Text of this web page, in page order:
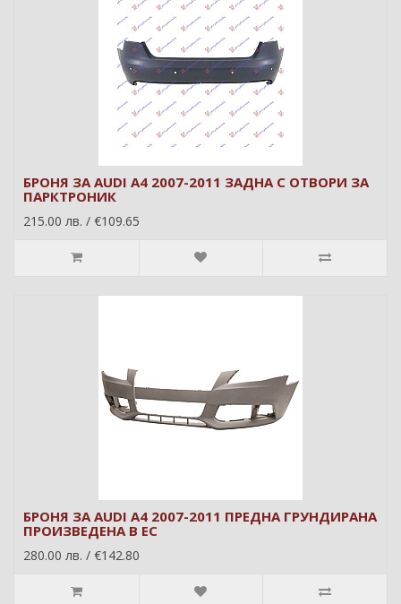
БРОНЯ ЗА AUDI A4 2007-2011 ЗАДНА С ОТВОРИ ЗА
ПАРКТРОНИК
215.00 лв. / €109.65
БРОНЯ ЗА AUDI A4 2007-2011 ПРЕДНА ГРУНДИРАНА
ПРОИЗВЕДЕНА В ЕС
280.00 лв. / €142.80